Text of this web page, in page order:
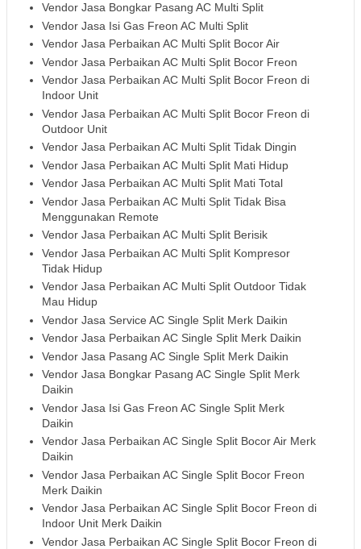
Vendor Jasa Bongkar Pasang AC Multi Split
Vendor Jasa Isi Gas Freon AC Multi Split
Vendor Jasa Perbaikan AC Multi Split Bocor Air
Vendor Jasa Perbaikan AC Multi Split Bocor Freon
Vendor Jasa Perbaikan AC Multi Split Bocor Freon di
Indoor Unit
Vendor Jasa Perbaikan AC Multi Split Bocor Freon di
Outdoor Unit
Vendor Jasa Perbaikan AC Multi Split Tidak Dingin
Vendor Jasa Perbaikan AC Multi Split Mati Hidup
Vendor Jasa Perbaikan AC Multi Split Mati Total
Vendor Jasa Perbaikan AC Multi Split Tidak Bisa
Menggunakan Remote
Vendor Jasa Perbaikan AC Multi Split Berisik
Vendor Jasa Perbaikan AC Multi Split Kompresor
Tidak Hidup
Vendor Jasa Perbaikan AC Multi Split Outdoor Tidak
Mau Hidup
Vendor Jasa Service AC Single Split Merk Daikin
Vendor Jasa Perbaikan AC Single Split Merk Daikin
Vendor Jasa Pasang AC Single Split Merk Daikin
Vendor Jasa Bongkar Pasang AC Single Split Merk
Daikin
Vendor Jasa Isi Gas Freon AC Single Split Merk
Daikin
Vendor Jasa Perbaikan AC Single Split Bocor Air Merk
Daikin
Vendor Jasa Perbaikan AC Single Split Bocor Freon
Merk Daikin
Vendor Jasa Perbaikan AC Single Split Bocor Freon di
Indoor Unit Merk Daikin
Vendor Jasa Perbaikan AC Single Split Bocor Freon di